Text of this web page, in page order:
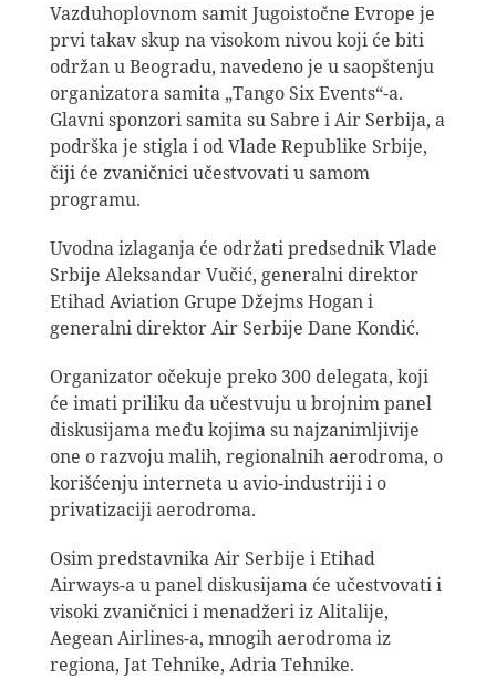
Vazduhoplovnom samit Jugoistočne Evrope je
prvi takav skup na visokom nivou koji će biti
održan u Beogradu, navedeno je u saopštenju
organizatora samita „Tango Six Events“-a.
Glavni sponzori samita su Sabre i Air Serbija, a
podrška je stigla i od Vlade Republike Srbije,
čiji će zvaničnici učestvovati u samom
programu.
Uvodna izlaganja će održati predsednik Vlade
Srbije Aleksandar Vučić, generalni direktor
Etihad Aviation Grupe Džejms Hogan i
generalni direktor Air Serbije Dane Kondić.
Organizator očekuje preko 300 delegata, koji
će imati priliku da učestvuju u brojnim panel
diskusijama među kojima su najzanimljivije
one o razvoju malih, regionalnih aerodroma, o
korišćenju interneta u avio-industriji i o
privatizaciji aerodroma.
Osim predstavnika Air Serbije i Etihad
Airways-a u panel diskusijama će učestvovati i
visoki zvaničnici i menadžeri iz Alitalije,
Aegean Airlines-a, mnogih aerodroma iz
regiona, Jat Tehnike, Adria Tehnike.